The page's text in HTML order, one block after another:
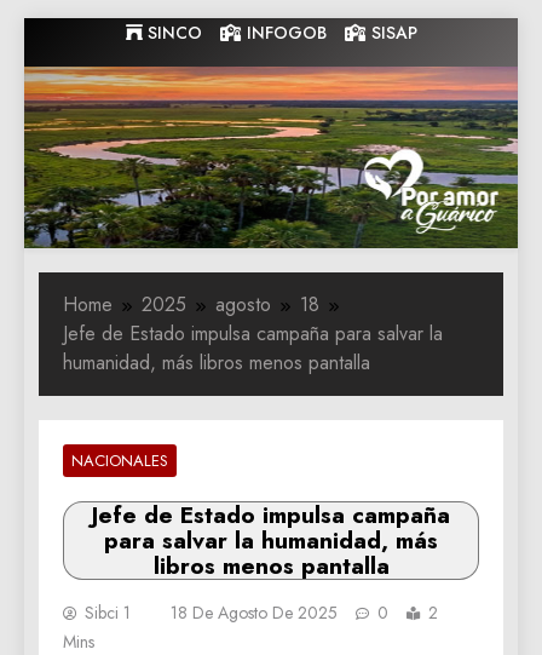
to
content
SINCO INFOGOB SISAP
Gobernacion
de Guarico
Gobernacion de Guarico
Home 2025 agosto
18
Jefe de Estado impulsa campaña para salvar la
humanidad, más libros menos pantalla
NACIONALES
Jefe de Estado impulsa campaña
para salvar la humanidad, más
libros menos pantalla
Sibci 1 18 De Agosto De 2025 0
2
Mins